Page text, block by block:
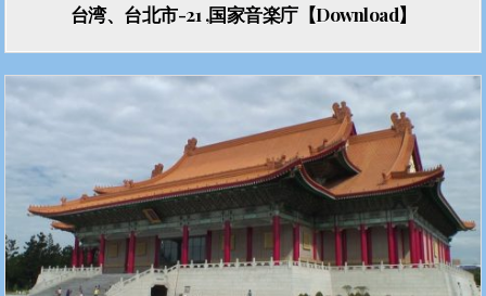
台湾、台北市-21 ,国家音楽庁【Download】